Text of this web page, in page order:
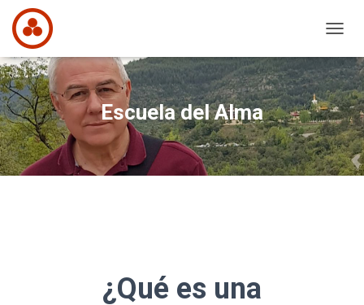
A
M
B
I
A
R
M
O
Escuela del Alma
¿Qué es una